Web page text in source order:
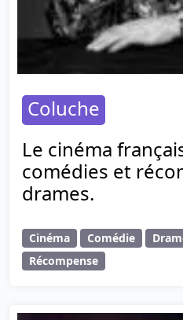
Coluche
Le cinéma
comédies et
drames.
Cinéma Comédie
Récompense